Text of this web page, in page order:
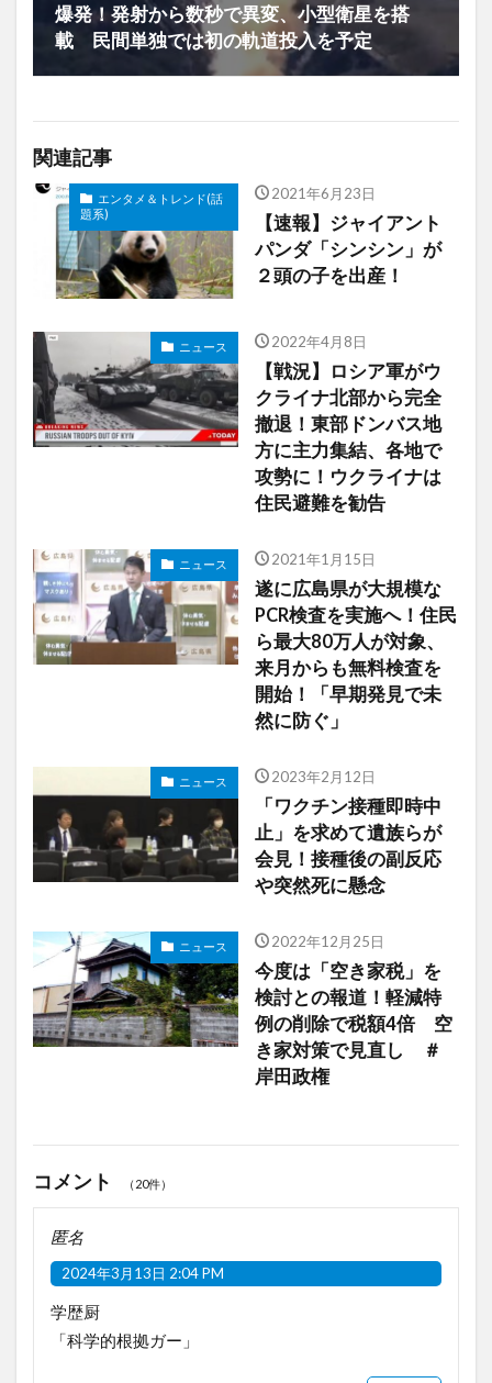
爆発！発射から数秒で異変、小型衛星を搭
載 民間単独では初の軌道投入を予定
関連記事
エンタメ＆トレンド(話
題系)
2021年6月23日
【速報】ジャイアント
パンダ「シンシン」が
２頭の子を出産！
ニュース 2022年4月8日
【戦況】ロシア軍がウ
クライナ北部から完全
撤退！東部ドンバス地
方に主力集結、各地で
攻勢に！ウクライナは
住民避難を勧告
ニュース 2021年1月15日
遂に広島県が大規模な
PCR検査を実施へ！住民
ら最大80万人が対象、
来月からも無料検査を
開始！「早期発見で未
然に防ぐ」
ニュース 2023年2月12日
「ワクチン接種即時中
止」を求めて遺族らが
会見！接種後の副反応
や突然死に懸念
ニュース 2022年12月25日
今度は「空き家税」を
検討との報道！軽減特
例の削除で税額4倍 空
き家対策で見直し ＃
岸田政権
コメント （20件）
匿名
2024年3月13日 2:04 PM
学歴厨
「科学的根拠ガー」